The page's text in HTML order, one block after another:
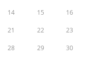
14 15 16
21 22 23
28 29 30